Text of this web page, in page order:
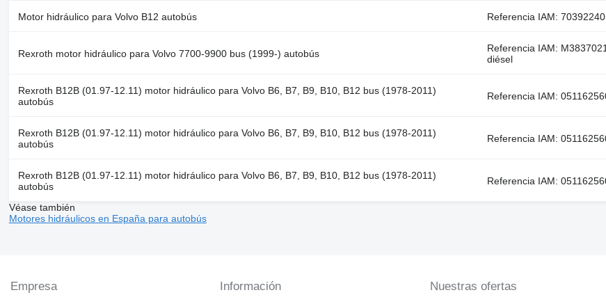
Motor hidráulico para Volvo B12 autobús Referencia IAM:
Rexroth motor hidráulico para Volvo 7700-9900 bus (1999-) autobús
Referencia IAM:
diésel
Rexroth B12B (01.97-12.11) motor hidráulico para Volvo B6, B7, B9, B10, B12 bus (1978-2011)
autobús
Referencia IAM:
Rexroth B12B (01.97-12.11) motor hidráulico para Volvo B6, B7, B9, B10, B12 bus (1978-2011)
autobús
Referencia IAM:
Rexroth B12B (01.97-12.11) motor hidráulico para Volvo B6, B7, B9, B10, B12 bus (1978-2011)
autobús
Referencia IAM:
Véase también
Motores hidráulicos en España para autobús
Empresa Información Nuestras ofertas